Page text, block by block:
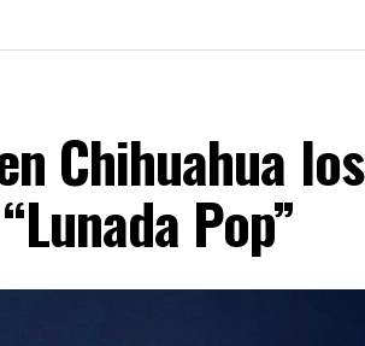
Chihuahua los
Pop”